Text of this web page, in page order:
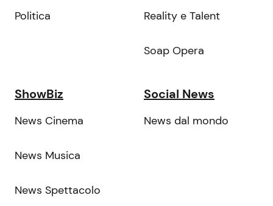
Politica Reality e Talent
Soap Opera
ShowBiz
News Cinema
News Musica
News Spettacolo
Social News
News dal mondo